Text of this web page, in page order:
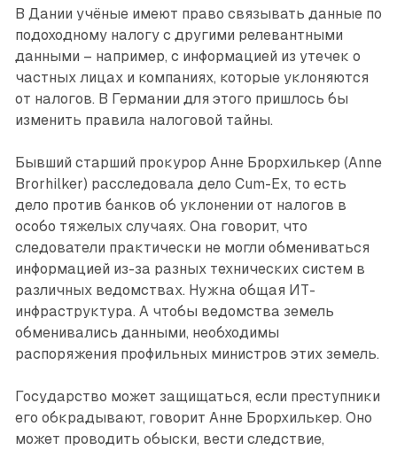
В Дании учёные имеют право связывать данные по
подоходному налогу с другими релевантными
данными – например, с информацией из утечек о
частных лицах и компаниях, которые уклоняются
от налогов. В Германии для этого пришлось бы
изменить правила налоговой тайны.
Бывший старший прокурор Анне Брорхилькер (Anne
Brorhilker) расследовала дело Cum-Ex, то есть
дело против банков об уклонении от налогов в
особо тяжелых случаях. Она говорит, что
следователи практически не могли обмениваться
информацией из-за разных технических систем в
различных ведомствах. Нужна общая ИТ-
инфраструктура. А чтобы ведомства земель
обменивались данными, необходимы
распоряжения профильных министров этих земель.
Государство может защищаться, если преступники
его обкрадывают, говорит Анне Брорхилькер. Оно
может проводить обыски, вести следствие,